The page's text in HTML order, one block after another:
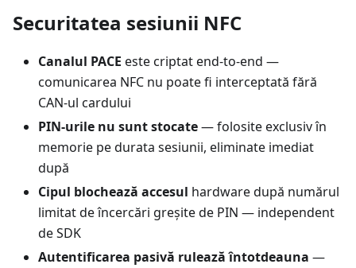
Securitatea sesiunii NFC
Canalul PACE este criptat end-to-end —
comunicarea NFC nu poate fi interceptată fără
CAN-ul cardului
PIN-urile nu sunt stocate— folosite exclusiv în
memorie pe durata sesiunii, eliminate imediat
după
Cipul blochează accesul hardware după numărul
limitat de încercări greșite de PIN — independent
de SDK
Autentificarea pasivă rulează întotdeauna —